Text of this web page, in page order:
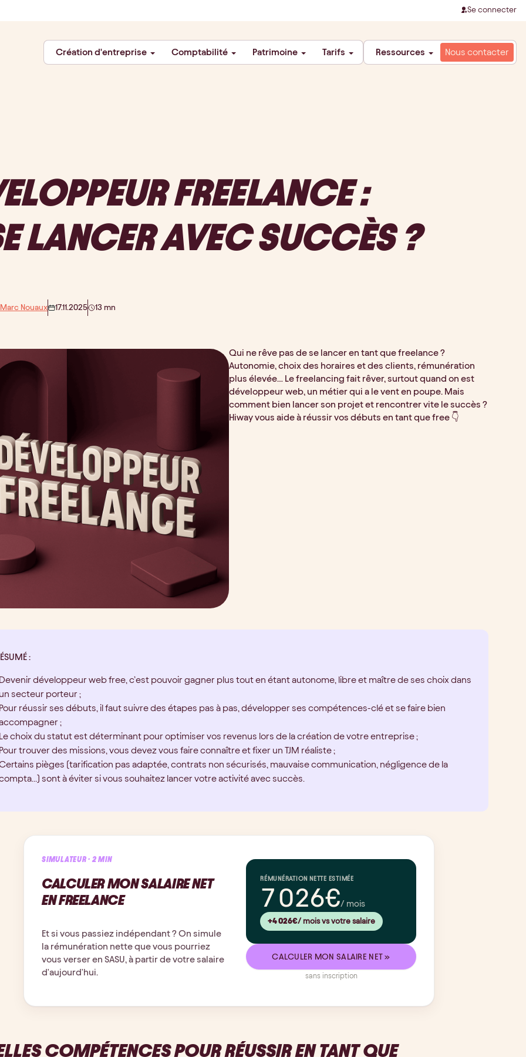
Se connecter
Création d'entreprise Comptabilité Patrimoine Tarifs Ressources Nous contacter
FREELANCE :
LANCER AVEC SUCCÈS ?
Nouaux 17.11.2025 13 mn
Qui ne rêve pas de se lancer en tant que freelance ?
Autonomie, choix des horaires et des clients, rémunération
plus élevée… Le freelancing fait rêver, surtout quand on est
développeur web, un métier qui a le vent en poupe. Mais
comment bien lancer son projet et rencontrer vite le succès ?
Hiway vous aide à réussir vos débuts en tant que free 👇
:
développeur web free, c’est pouvoir gagner plus tout en étant autonome, libre et maître de ses choix dans
secteur porteur ;
réussir ses débuts, il faut suivre des étapes pas à pas, développer ses compétences-clé et se faire bien
;
choix du statut est déterminant pour optimiser vos revenus lors de la création de votre entreprise ;
trouver des missions, vous devez vous faire connaître et fixer un TJM réaliste ;
pièges (tarification pas adaptée, contrats non sécurisés, mauvaise communication, négligence de la
sont à éviter si vous souhaitez lancer votre activité avec succès.
SIMULATEUR · 2 MIN
CALCULER MON SALAIRE NET
EN FREELANCE
Et si vous passiez indépendant ? On simule
la rémunération nette que vous pourriez
vous verser en SASU, à partir de votre salaire
d'aujourd'hui.
RÉMUNÉRATION NETTE ESTIMÉE
7 026€/ mois
+4 026€/ mois vs votre salaire
CALCULER MON SALAIRE NET »
sans inscription
COMPÉTENCES POUR RÉUSSIR EN TANT QUE